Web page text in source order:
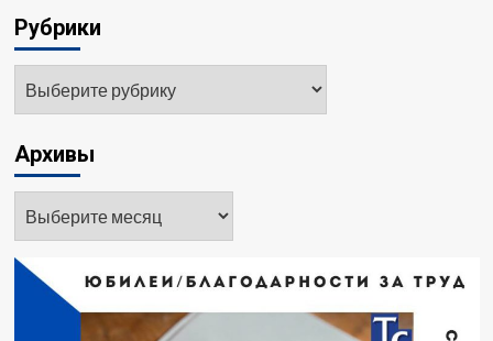
Рубрики
Архивы